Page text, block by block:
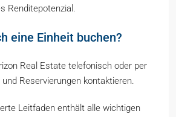
Renditepotenzial.
eine Einheit buchen?
Real Estate telefonisch oder per
Reservierungen kontaktieren.
Leitfaden enthält alle wichtigen